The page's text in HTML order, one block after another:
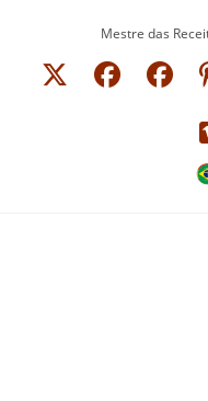
Mestre das